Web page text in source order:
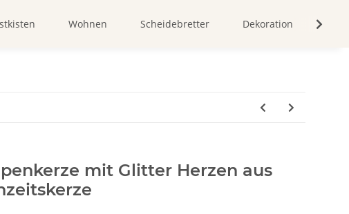
Wohnen Scheidebretter Dekoration
mit Glitter Herzen aus